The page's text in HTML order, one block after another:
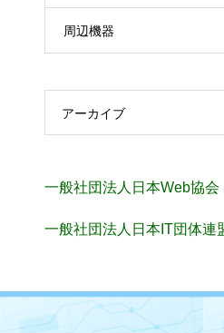
周辺機器
アーカイブ
一般社団法人日本Web協会
一般社団法人日本IT団体連